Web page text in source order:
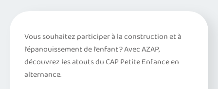
Vous souhaitez participer à la construction et à
l’épanouissement de l’enfant ? Avec AZAP,
découvrez les atouts du CAP Petite Enfance en
alternance.